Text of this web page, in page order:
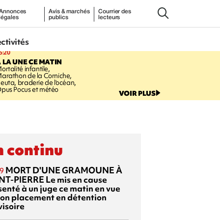
Avis & marchés
publics
Courrier des
lecteurs
LA UNE CE MATIN
infantile,
de la Corniche,
braderie de l'océan,
Pocus et météo VOIR PLUS
continu
MORT D'UNE GRAMOUNE À
PIERRE Le mis en cause
à un juge ce matin en vue
placement en détention